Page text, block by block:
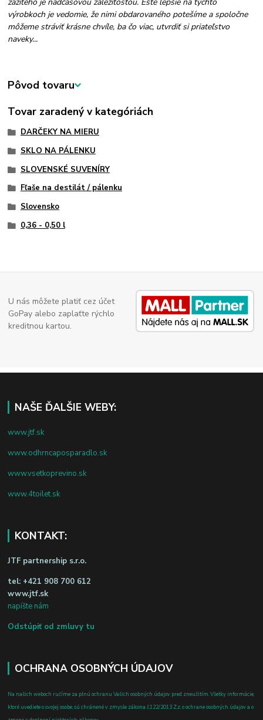
zažitého je nadčasovou záležitosťou. Ešte lepšie na týchto
výrobkoch je vedomie, že nimi obdarovaného potešíme a spoločne
môžeme stráviť krásne chvíle, ba čo viac, utvrdiť si priateľstvo
naveky...
Pôvod tovaru
Tovar zaradený v kategóriách
DARČEKY NA MIERU
SKLO NA PÁLENKU
SLOVENSKÉ SUVENÍRY
Fľaše na destilát / pálenku
Slovensko
0,36 - 0,50 l
U nás môžete platiť cez účet
GoPay alebo zaplaťte rýchlo
kreditnou kartou.
NAŠE ĎALŠIE WEBY:
www.jtf.sk
www.odhrncaposparadlo.sk
www.vsetkoprevino.sk
www.4toilet.sk
KONTAKT:
JTF partnership s.r.o.
tel: +421 908 700 612
www.jtf.sk
napíšte nám
Odstúpiť od zmluvy tu
OCHRANA OSOBNÝCH ÚDAJOV
Na našich weboch ručíme za plnú ochranu Vašich osobných údajov pred zneužitím. Všetky informácie,
ktoré uvediete o svojej osobe, sú chránené v zmysle zákona č.122/2013 Z.z. o ochrane osobných údajov a o